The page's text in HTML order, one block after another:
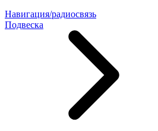
Навигация/радиосвязь
Подвеска